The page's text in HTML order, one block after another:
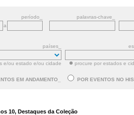
período_
palavras-chave_
a
países_
e/ou estado e/ou cidade procure por estados e
EM ANDAMENTO_ POR EVENTOS NO
10, Destaques da Coleção